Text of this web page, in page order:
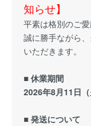
知らせ】
平素は格別のご
誠に勝手ながら
いただきます。
■ 休業期間
2026年8月11日（
■ 発送について